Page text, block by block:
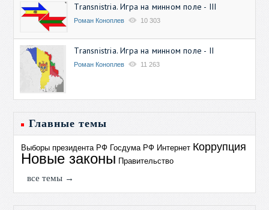
Transnistria. Игра на минном поле - III
Роман Коноплев 10 303
Transnistria. Игра на минном поле - II
Роман Коноплев 11 263
Главные темы
Выборы президента РФ Госдума РФ Интернет Коррупция
Новые законы Правительство
все темы →